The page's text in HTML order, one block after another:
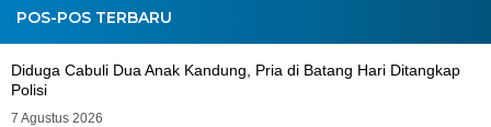
POS-POS TERBARU
Diduga Cabuli Dua Anak Kandung, Pria di Batang Hari Ditangkap
Polisi
7 Agustus 2026